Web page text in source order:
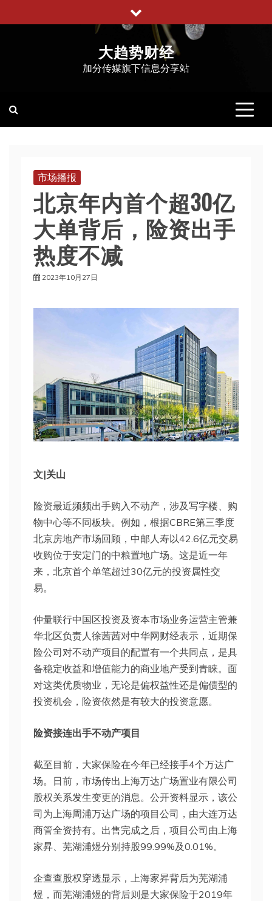
至
大趋势财经
加分传媒旗下信息分享站
市场播报
北京年内首个超30亿
大单背后，险资出手
热度不减
2023年10月27日
文|关山
险资最近频频出手购入不动产，涉及写字楼、购
物中心等不同板块。例如，根据CBRE第三季度
北京房地产市场回顾，中邮人寿以42.6亿元交易
收购位于安定门的中粮置地广场。这是近一年
来，北京首个单笔超过30亿元的投资属性交
易。
仲量联行中国区投资及资本市场业务运营主管兼
华北区负责人徐茜茜对中华网财经表示，近期保
险公司对不动产项目的配置有一个共同点，是具
备稳定收益和增值能力的商业地产受到青睐。面
对这类优质物业，无论是偏权益性还是偏债型的
投资机会，险资依然是有较大的投资意愿。
险资接连出手不动产项目
截至目前，大家保险在今年已经接手4个万达广
场。日前，市场传出上海万达广场置业有限公司
股权关系发生变更的消息。公开资料显示，该公
司为上海周浦万达广场的项目公司，由大连万达
商管全资持有。出售完成之后，项目公司由上海
家昇、芜湖浦煜分别持股99.99%及0.01%。
企查查股权穿透显示，上海家昇背后为芜湖浦
煜，而芜湖浦煜的背后则是大家保险于2019年